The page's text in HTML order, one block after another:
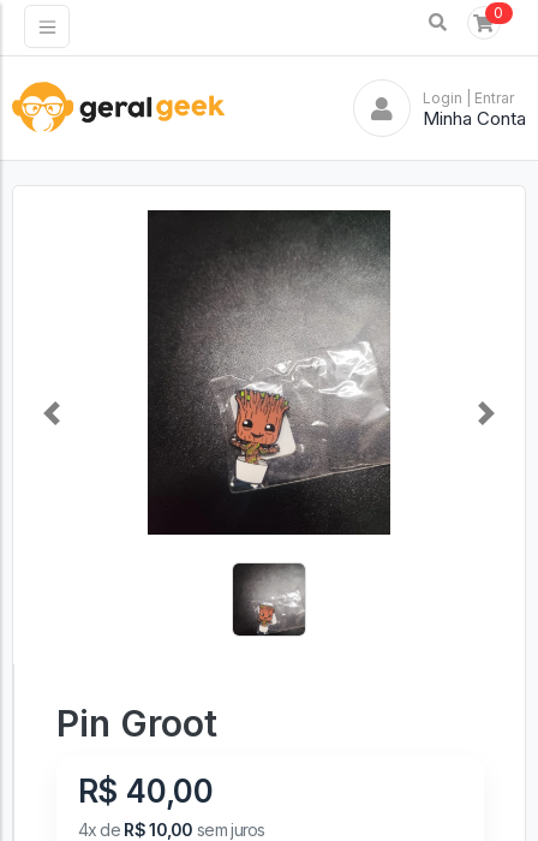
0
Login | Entrar
Minha Conta
Previous Next
Pin Groot
R$ 40,00
4x de R$ 10,00 sem juros